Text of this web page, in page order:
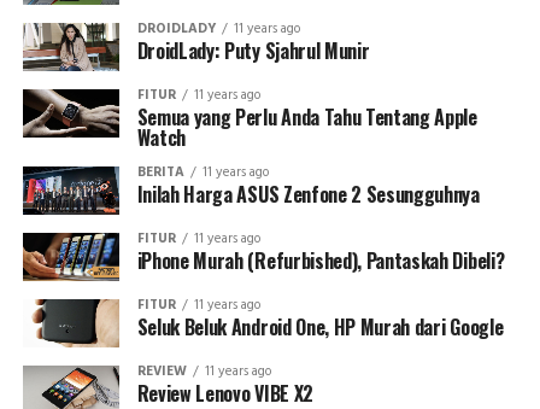
DROIDLADY 11 years ago
DroidLady: Puty Sjahrul Munir
FITUR 11 years ago
Semua yang Perlu Anda Tahu Tentang Apple
Watch
BERITA 11 years ago
Inilah Harga ASUS Zenfone 2 Sesungguhnya
FITUR 11 years ago
iPhone Murah (Refurbished), Pantaskah Dibeli?
FITUR 11 years ago
Seluk Beluk Android One, HP Murah dari Google
REVIEW 11 years ago
Review Lenovo VIBE X2